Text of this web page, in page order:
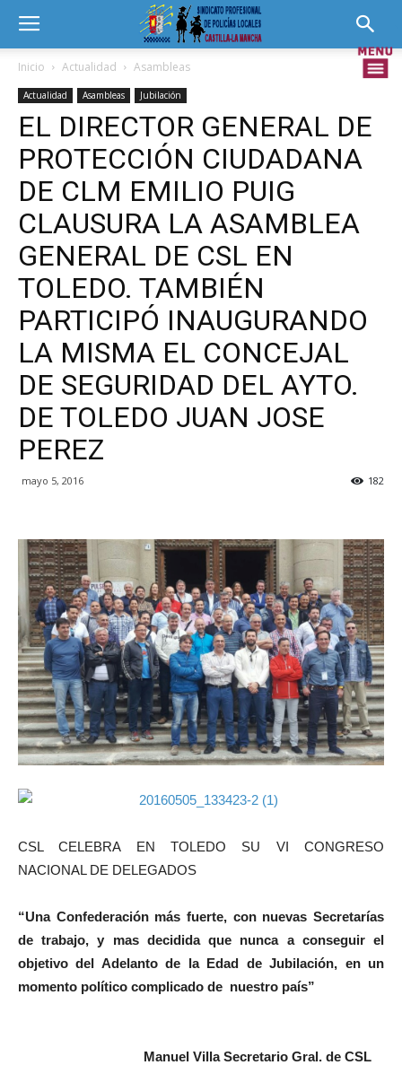
Inicio Actualidad Asambleas
Actualidad Asambleas Jubilación
EL DIRECTOR GENERAL DE
PROTECCIÓN CIUDADANA
DE CLM EMILIO PUIG
CLAUSURA LA ASAMBLEA
GENERAL DE CSL EN
TOLEDO. TAMBIÉN
PARTICIPÓ INAUGURANDO
LA MISMA EL CONCEJAL
DE SEGURIDAD DEL AYTO.
DE TOLEDO JUAN JOSE
PEREZ
mayo 5, 2016 182
CSL CELEBRA EN TOLEDO SU VI CONGRESO
NACIONAL DE DELEGADOS
“Una Confederación más fuerte, con nuevas Secretarías
de trabajo, y mas decidida que nunca a conseguir el
objetivo del Adelanto de la Edad de Jubilación, en un
momento político complicado de nuestro país”
Manuel VillaSecretario Gral. de CSL